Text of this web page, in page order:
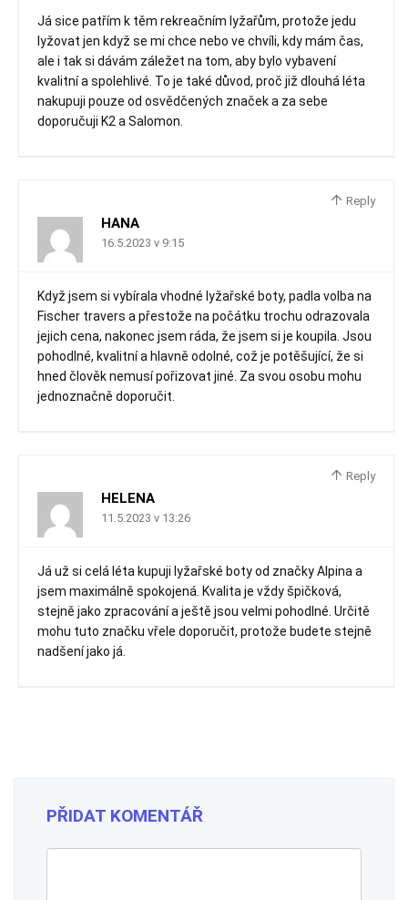
Já sice patřím k těm rekreačním lyžařům, protože jedu
lyžovat jen když se mi chce nebo ve chvíli, kdy mám čas,
ale i tak si dávám záležet na tom, aby bylo vybavení
kvalitní a spolehlivé. To je také důvod, proč již dlouhá léta
nakupuji pouze od osvědčených značek a za sebe
doporučuji K2 a Salomon.
Reply
HANA
16.5.2023 v 9:15
Když jsem si vybírala vhodné lyžařské boty, padla volba na
Fischer travers a přestože na počátku trochu odrazovala
jejich cena, nakonec jsem ráda, že jsem si je koupila. Jsou
pohodlné, kvalitní a hlavně odolné, což je potěšující, že si
hned člověk nemusí pořizovat jiné. Za svou osobu mohu
jednoznačně doporučit.
Reply
HELENA
11.5.2023 v 13:26
Já už si celá léta kupuji lyžařské boty od značky Alpina a
jsem maximálně spokojená. Kvalita je vždy špičková,
stejně jako zpracování a ještě jsou velmi pohodlné. Určitě
mohu tuto značku vřele doporučit, protože budete stejně
nadšení jako já.
PŘIDAT KOMENTÁŘ